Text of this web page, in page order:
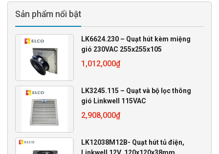
Sản phẩm nổi bật
LK6624.230 – Quạt hút kèm miệng
gió 230VAC 255x255x105
1,012,000₫
LK3245.115 – Quạt và bộ lọc thông
gió Linkwell 115VAC
2,908,000₫
LK12038M12B- Quạt hút tủ điện,